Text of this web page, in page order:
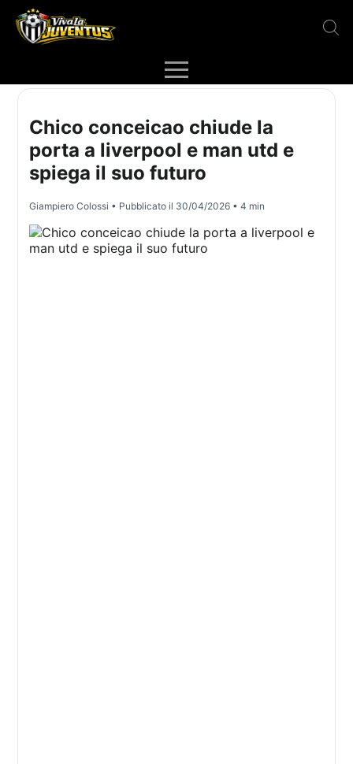
Chico conceicao chiude la
porta a liverpool e man utd e
spiega il suo futuro
Giampiero Colossi • Pubblicato il 30/04/2026 • 4 min